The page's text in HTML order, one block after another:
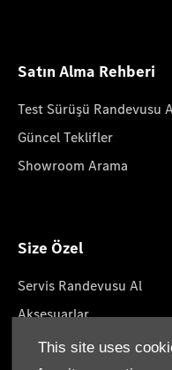
This site uses
Satın Alma Rehberi
Test Sürüşü Randevusu
Güncel Teklifler
Showroom Arama
Size Özel
Servis Randevusu Al
Aksesuarlar
Yaşam Tarzın